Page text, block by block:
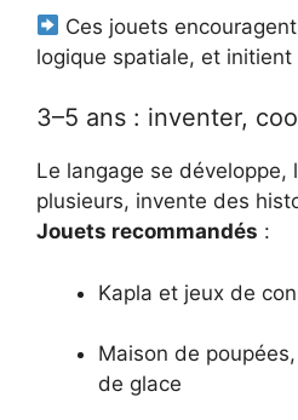
Ces jouets
logique spatiale, et
3–5 ans : inventer,
Le langage se développe,
plusieurs, invente des
Jouets recommandés :
Kapla et jeux de
Maison de
de glace